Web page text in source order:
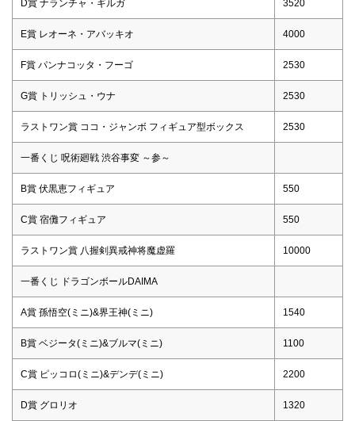
D賞 ナランチャ・ギルガ 3520
E賞 レオーネ・アバッキオ 4000
F賞 パンナコッタ・フーゴ 2530
G賞 トリッシュ・ウナ 2530
ラストワン賞 ココ・ジャンボ フィギュア型ボックス 2530
一番くじ 呪術廻戦 渋谷事変 ～参～
B賞 伏黒恵フィギュア 550
C賞 宿儺フィギュア 550
ラストワン賞 八握剣異戒神将魔虚羅 10000
一番くじ ドラゴンボールDAIMA
A賞 孫悟空(ミニ)&界王神(ミニ) 1540
B賞 ベジータ(ミニ)&ブルマ(ミニ) 1100
C賞 ピッコロ(ミニ)&デンデ(ミニ) 2200
D賞 グロリオ 1320